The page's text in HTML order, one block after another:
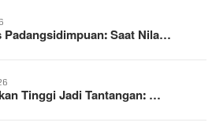
Saat Nila…
Tinggi Jadi Tantangan: …